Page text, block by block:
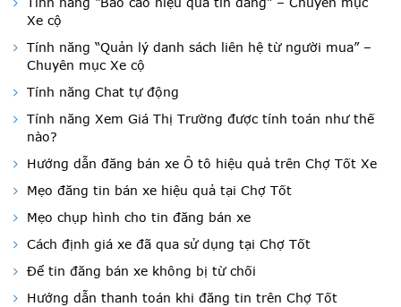
Xe cộ
Tính năng “Quản lý danh sách liên hệ từ người mua” –
Chuyên mục Xe cộ
Tính năng Chat tự động
Tính năng Xem Giá Thị Trường được tính toán như thế
nào?
Hướng dẫn đăng bán xe Ô tô hiệu quả trên Chợ Tốt Xe
Mẹo đăng tin bán xe hiệu quả tại Chợ Tốt
Mẹo chụp hình cho tin đăng bán xe
Cách định giá xe đã qua sử dụng tại Chợ Tốt
Để tin đăng bán xe không bị từ chối
Hướng dẫn thanh toán khi đăng tin trên Chợ Tốt